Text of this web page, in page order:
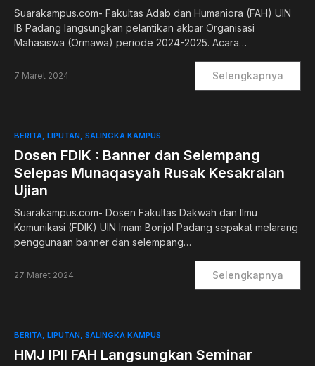
Suarakampus.com- Fakultas Adab dan Humaniora (FAH) UIN
IB Padang langsungkan pelantikan akbar Organisasi
Mahasiswa (Ormawa) periode 2024-2025. Acara…
7 Maret 2024 Selengkapnya
BERITA LIPUTAN SALINGKA KAMPUS
Dosen FDIK : Banner dan Selempang
Selepas Munaqasyah Rusak Kesakralan
Ujian
Suarakampus.com- Dosen Fakultas Dakwah dan Ilmu
Komunikasi (FDIK) UIN Imam Bonjol Padang sepakat melarang
penggunaan banner dan selempang…
27 Maret 2024 Selengkapnya
BERITA LIPUTAN SALINGKA KAMPUS
HMJ IPII FAH Langsungkan Seminar